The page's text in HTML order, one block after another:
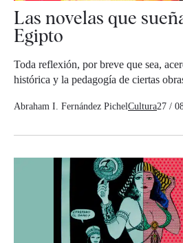
Las novelas que
Egipto
Toda reflexión, por breve que sea,
histórica y la pedagogía de ciertas
Abraham I. Fernández PichelCultura27 /